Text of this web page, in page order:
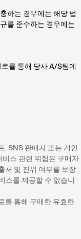
하는 경우에는 해당 법
를 준수하는 경우에는
를 통해 당사 A/S팀에
, SNS 판매자 또는 개인
스 관련 위험은 구매자
처 및 진위 여부를 보장
스를 제공할 수 없습니
를 통해 구매한 유효한